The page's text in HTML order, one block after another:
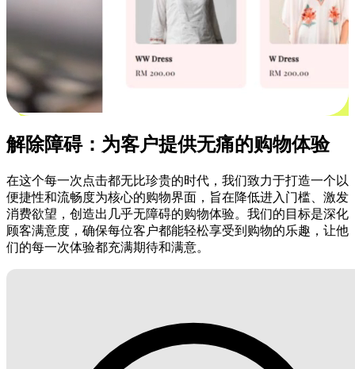
解除障碍：为客户提供无痛的购物体验
在这个每一次点击都无比珍贵的时代，我们致力于打造一个以
便捷性和流畅度为核心的购物界面，旨在降低进入门槛、激发
消费欲望，创造出几乎无障碍的购物体验。我们的目标是深化
顾客满意度，确保每位客户都能轻松享受到购物的乐趣，让他
们的每一次体验都充满期待和满意。